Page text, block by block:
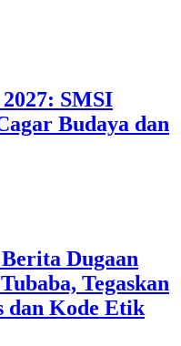
SMSI
Budaya dan
Dugaan
Tegaskan
dan Kode Etik